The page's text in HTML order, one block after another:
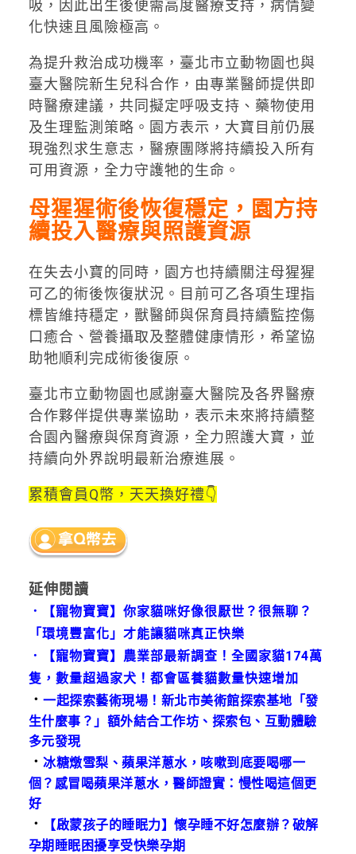
吸，因此出生後便需高度醫療支持，病情變
化快速且風險極高。
為提升救治成功機率，臺北市立動物園也與
臺大醫院新生兒科合作，由專業醫師提供即
時醫療建議，共同擬定呼吸支持、藥物使用
及生理監測策略。園方表示，大寶目前仍展
現強烈求生意志，醫療團隊將持續投入所有
可用資源，全力守護牠的生命。
母猩猩術後恢復穩定，園方持
續投入醫療與照護資源
在失去小寶的同時，園方也持續關注母猩猩
可乙的術後恢復狀況。目前可乙各項生理指
標皆維持穩定，獸醫師與保育員持續監控傷
口癒合、營養攝取及整體健康情形，希望協
助牠順利完成術後復原。
臺北市立動物園也感謝臺大醫院及各界醫療
合作夥伴提供專業協助，表示未來將持續整
合園內醫療與保育資源，全力照護大寶，並
持續向外界說明最新治療進展。
累積會員Q幣，天天換好禮👇
延伸閱讀
．
【寵物寶寶】你家貓咪好像很厭世？很無聊？
「環境豐富化」才能讓貓咪真正快樂
．
【寵物寶寶】農業部最新調查！全國家貓174萬
隻，數量超過家犬！都會區養貓數量快速增加
．一起探索藝術現場！新北市美術館探索基地「發
生什麼事？」額外結合工作坊、探索包、互動體驗
多元發現
．冰糖燉雪梨、蘋果洋蔥水，咳嗽到底要喝哪一
個？感冒喝蘋果洋蔥水，醫師證實：慢性喝這個更
好
．
【啟蒙孩子的睡眠力】懷孕睡不好怎麼辦？破解
孕期睡眠困擾享受快樂孕期